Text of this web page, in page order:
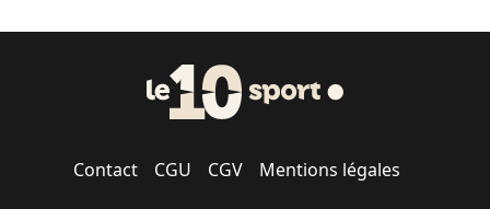
Contact CGU CGV Mentions légales